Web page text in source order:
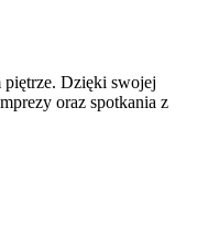
piętrze. Dzięki swojej
oraz spotkania z